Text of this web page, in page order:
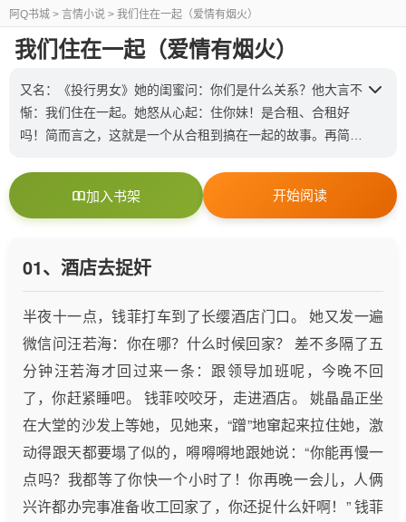
阿Q书城 > 言情小说 > 我们住在一起（爱情有烟火）
我们住在一起（爱情有烟火）
又名：《投行男女》她的闺蜜问：你们是什么关系？他大言不
惭：我们住在一起。她怒从心起：住你妹！是合租、合租好
吗！简而言之，这就是一个从合租到搞在一起的故事。再简而
路多么曲折，但相爱的人们总能顺利到达终点。洞房花烛什么
的，呵呵！女主角：投行女民工男主角：投行精英投行：投资
银行的简称，并不是真的银行，是券商的说，一般就是给一些
重组啦之类的玩意儿关键词：北漂，合租，职场（投行），隐
身富二代，女菜鸟变业务精英
加入书架 开始阅读
01、酒店去捉奸
半夜十一点，钱菲打车到了长缨酒店门口。 她又发一遍
微信问汪若海：你在哪？什么时候回家？ 差不多隔了五
分钟汪若海才回过来一条：跟领导加班呢，今晚不回
了，你赶紧睡吧。 钱菲咬咬牙，走进酒店。 姚晶晶正坐
在大堂的沙发上等她，见她来，“蹭”地窜起来拉住她，激
动得跟天都要塌了似的，嘚嘚嘚地跟她说：“你能再慢一
点吗？我都等了你快一个小时了！你再晚一会儿，人俩
兴许都办完事准备收工回家了，你还捉什么奸啊！” 钱菲